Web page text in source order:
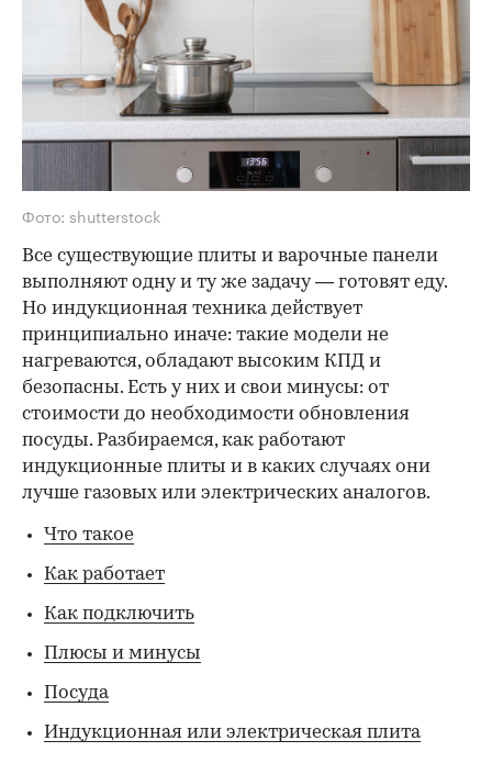
Фото: shutterstock
Все существующие плиты и варочные панели
выполняют одну и ту же задачу — готовят еду.
Но индукционная техника действует
принципиально иначе: такие модели не
нагреваются, обладают высоким КПД и
безопасны. Есть у них и свои минусы: от
стоимости до необходимости обновления
посуды. Разбираемся, как работают
индукционные плиты и в каких случаях они
лучше газовых или электрических аналогов.
Что такое
Как работает
Как подключить
Плюсы и минусы
Посуда
Индукционная или электрическая плита